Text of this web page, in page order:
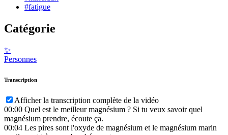
#fatigue
Catégorie
✨
Personnes
Transcription
Afficher la transcription complète de la vidéo
00:00 Quel est le meilleur magnésium ? Si tu veux savoir quel
magnésium prendre, écoute ça.
00:04 Les pires sont l'oxyde de magnésium et le magnésium marin